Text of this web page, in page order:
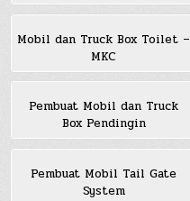
Mobil dan Truck Box Toilet –
MKC
Pembuat Mobil dan Truck
Box Pendingin
Pembuat Mobil Tail Gate
System